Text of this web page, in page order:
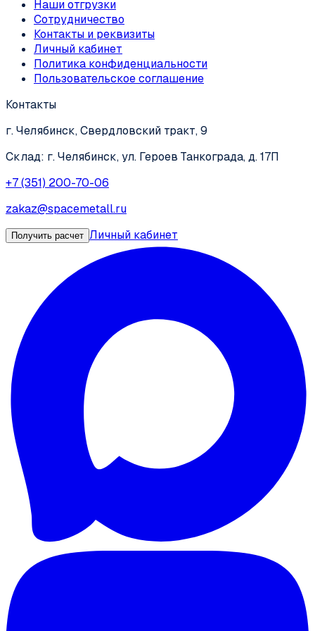
Наши отгрузки
Сотрудничество
Контакты и реквизиты
Личный кабинет
Политика конфиденциальности
Пользовательское соглашение
Контакты
г. Челябинск, Свердловский тракт, 9
Склад: г. Челябинск, ул. Героев Танкограда, д. 17П
+7 (351) 200-70-06
zakaz@spacemetall.ru
Получить расчет Личный кабинет